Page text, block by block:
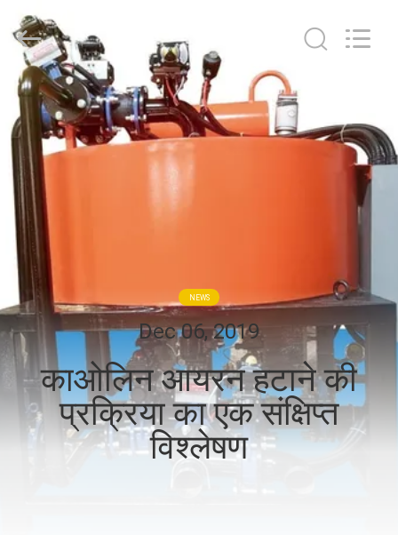
घर
उत्पादों
हमारे
बारे
कारखाना
भ्रमण
गुणवत्ता
नियंत्रण
Zhongtai
Machinery
Co.,
Rights
Reserved.
NEWS
Dec 06, 2019
काओलिन आयरन हटाने की
प्रक्रिया का एक संक्षिप्त
विश्लेषण